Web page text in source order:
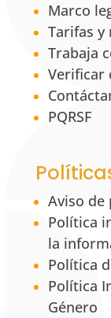
Marco
Tarifas y
Trabaja
Verificar
PQRSF
Aviso de
Política
la
Política
Política
Género